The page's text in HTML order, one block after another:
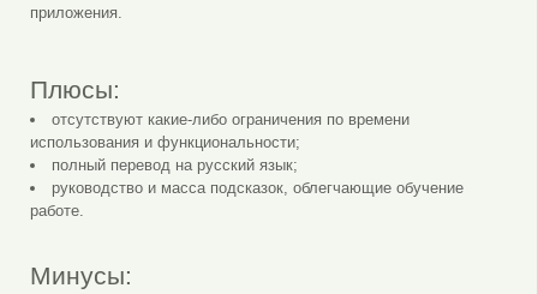
приложения.
Плюсы:
отсутствуют какие-либо ограничения по времени
использования и функциональности;
полный перевод на русский язык;
руководство и масса подсказок, облегчающие обучение
работе.
Минусы: